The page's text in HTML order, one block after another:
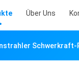
Über Uns
Schwerkraft-